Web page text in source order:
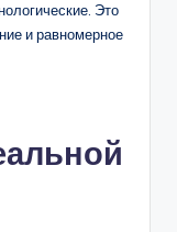
Это
и равномерное